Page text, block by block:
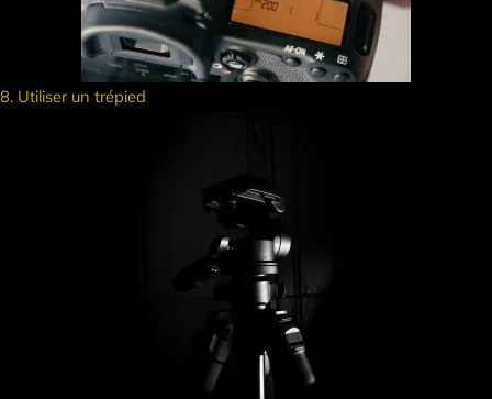
8. Utiliser un trépied